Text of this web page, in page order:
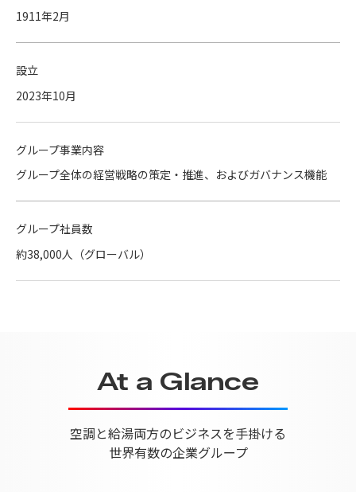
1911年2月
設立
2023年10月
グループ事業内容
グループ全体の経営戦略の策定・推進、およびガバナンス機能
グループ社員数
約38,000人（グローバル）
At a Glance
空調と給湯両方のビジネスを手掛ける
世界有数の企業グループ